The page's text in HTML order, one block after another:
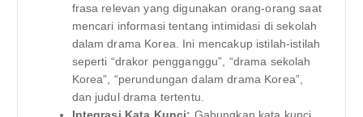
frasa relevan yang digunakan orang-orang saat
mencari informasi tentang intimidasi di sekolah
dalam drama Korea. Ini mencakup istilah-istilah
seperti “drakor pengganggu”, “drama sekolah
Korea”, “perundungan dalam drama Korea”,
dan judul drama tertentu.
Integrasi Kata Kunci: Gabungkan kata kunci